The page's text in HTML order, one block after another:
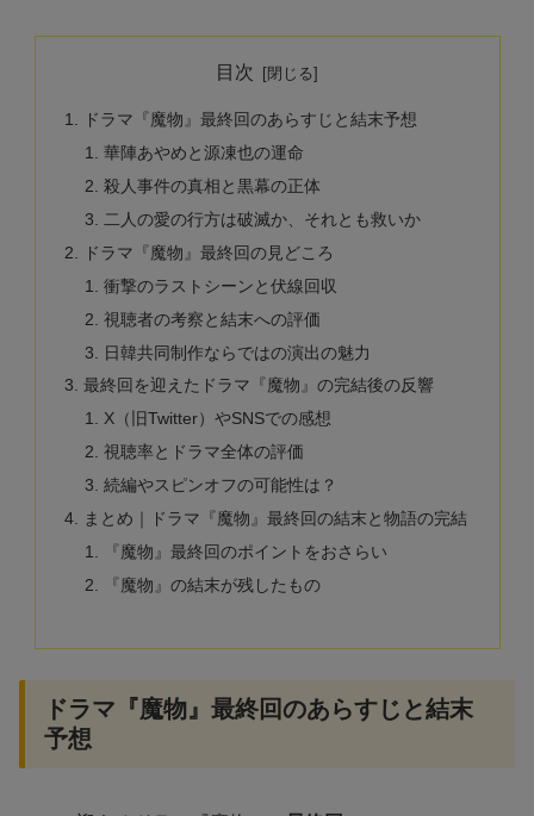
目次
ドラマ『魔物』最終回のあらすじと結末予想
華陣あやめと源凍也の運命
殺人事件の真相と黒幕の正体
二人の愛の行方は破滅か、それとも救いか
ドラマ『魔物』最終回の見どころ
衝撃のラストシーンと伏線回収
視聴者の考察と結末への評価
日韓共同制作ならではの演出の魅力
最終回を迎えたドラマ『魔物』の完結後の反響
X（旧Twitter）やSNSでの感想
視聴率とドラマ全体の評価
続編やスピンオフの可能性は？
まとめ｜ドラマ『魔物』最終回の結末と物語の完結
『魔物』最終回のポイントをおさらい
『魔物』の結末が残したもの
ドラマ『魔物』最終回のあらすじと結末
予想